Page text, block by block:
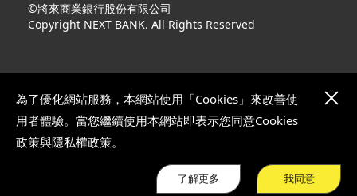
為了優化網站服務，本網站使用「Cookies」來改善使
用者體驗。當您繼續使用本網站即表示您同意Cookies
政策與隱私權政策。
了解更多 我同意
©將來商業銀行股份有限公司
Copyright NEXT BANK. All Rights Reserved